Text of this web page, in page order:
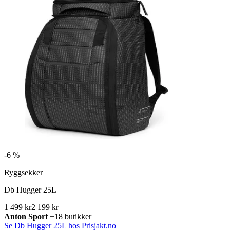
-6 %
Ryggsekker
Db Hugger 25L
1 499 kr2 199 kr
Anton Sport +18 butikker
Se Db Hugger 25L hos Prisjakt.no